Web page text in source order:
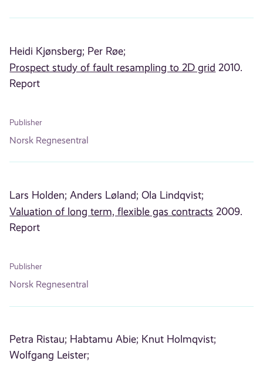
Heidi Kjønsberg; Per Røe;
Prospect study of fault resampling to 2D grid 2010.
Report
Publisher
Norsk Regnesentral
Lars Holden; Anders Løland; Ola Lindqvist;
Valuation of long term, flexible gas contracts 2009.
Report
Publisher
Norsk Regnesentral
Petra Ristau; Habtamu Abie; Knut Holmqvist;
Wolfgang Leister;